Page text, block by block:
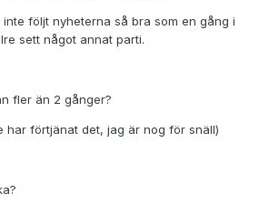
följt nyheterna så bra som en gång i
sett något annat parti.
fler än 2 gånger?
har förtjänat det, jag är nog för snäll)